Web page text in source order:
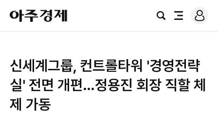
아
주
경
검
전
로
그
신세계그룹, 컨트롤타워 '경영전략
실' 전면 개편…정용진 회장 직할 체
제 가동